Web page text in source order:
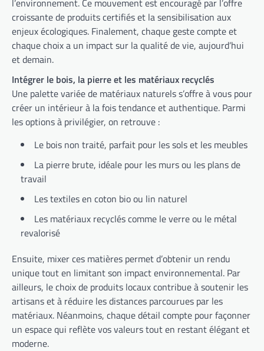
croissante de produits certifiés et la sensibilisation aux
enjeux écologiques. Finalement, chaque geste compte et
chaque choix a un impact sur la qualité de vie, aujourd’hui
et demain.
Intégrer le bois, la pierre et les matériaux recyclés
Une palette variée de matériaux naturels s’offre à vous pour
créer un intérieur à la fois tendance et authentique. Parmi
les options à privilégier, on retrouve :
Le bois non traité, parfait pour les sols et les meubles
La pierre brute, idéale pour les murs ou les plans de
travail
Les textiles en coton bio ou lin naturel
Les matériaux recyclés comme le verre ou le métal
revalorisé
Ensuite, mixer ces matières permet d’obtenir un rendu
unique tout en limitant son impact environnemental. Par
ailleurs, le choix de produits locaux contribue à soutenir les
artisans et à réduire les distances parcourues par les
matériaux. Néanmoins, chaque détail compte pour façonner
un espace qui reflète vos valeurs tout en restant élégant et
moderne.